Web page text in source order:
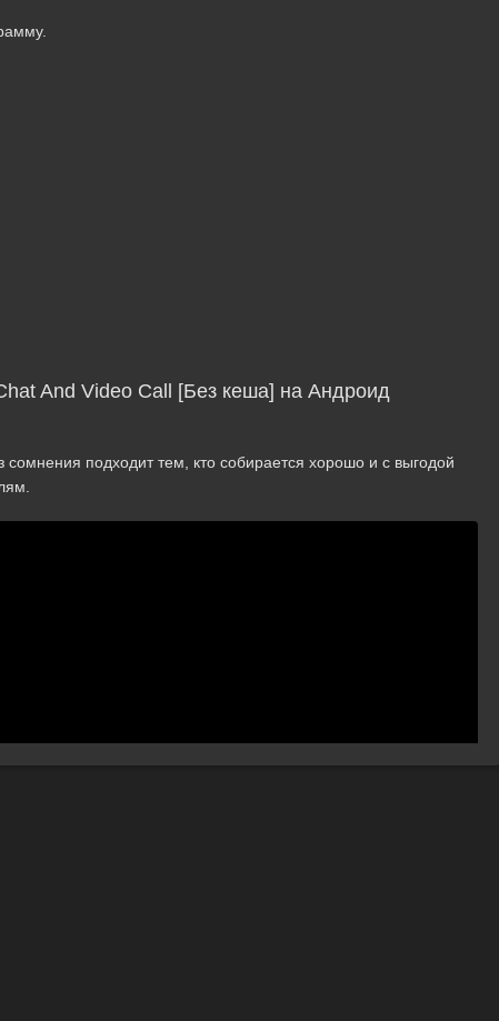
And Video Call [Без кеша] на Андроид
подходит тем, кто собирается хорошо и с выгодой